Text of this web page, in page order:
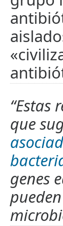
“Estas
que
genes